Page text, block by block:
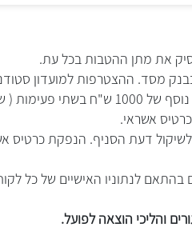
את מתן ההטבות בכל עת.
מסד. ההצטרפות למועדון סטודנט
האשראי בכפוף לשיקול דעת הסניף.
לנתוניו האישיים של כל
והליכי הוצאה לפועל.